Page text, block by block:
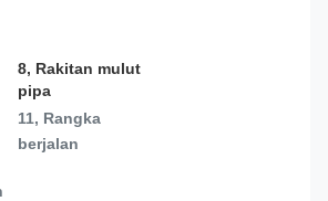
8, Rakitan mulut
pipa
11, Rangka
berjalan